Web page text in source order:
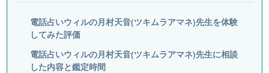
電話占いウィルの月村天音(ツキムラアマネ)先生を体験
してみた評価
電話占いウィルの月村天音(ツキムラアマネ)先生に相談
した内容と鑑定時間